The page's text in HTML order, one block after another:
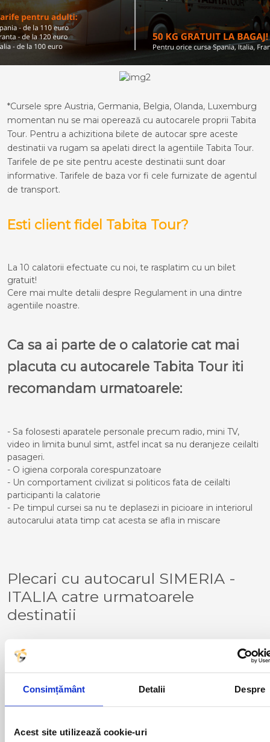
Consimțământ Detalii Despre
Acest site utilizează cookie-uri
*Cursele spre Austria, Germania, Belgia, Olanda, Luxemburg
momentan nu se mai operează cu autocarele proprii Tabita
Tour. Pentru a achizitiona bilete de autocar spre aceste
destinatii va rugam sa apelati direct la agentiile Tabita Tour.
Tarifele de pe site pentru aceste destinatii sunt doar
informative. Tarifele de baza vor fi cele furnizate de agentul
de transport.
Esti client fidel Tabita Tour?
La 10 calatorii efectuate cu noi, te rasplatim cu un bilet
gratuit!
Cere mai multe detalii despre Regulament in una dintre
agentiile noastre.
Ca sa ai parte de o calatorie cat mai
placuta cu autocarele Tabita Tour iti
recomandam urmatoarele:
- Sa folosesti aparatele personale precum radio, mini TV,
video in limita bunul simt, astfel incat sa nu deranjeze ceilalti
pasageri.
- O igiena corporala corespunzatoare
- Un comportament civilizat si politicos fata de ceilalti
participanti la calatorie
- Pe timpul cursei sa nu te deplasezi in picioare in interiorul
autocarului atata timp cat acesta se afla in miscare
Plecari cu autocarul SIMERIA -
ITALIA catre urmatoarele
destinatii
BERGAMO
BRESCIA
CERIALE
FERNETTI
GONARS
NOVARA
PALMANOVA
TORINO
TRIESTE
VERONA